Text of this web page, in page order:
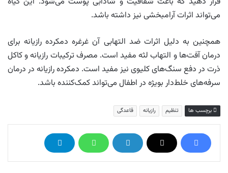
می‌تواند اثرات آرامبخشی نیز داشته باشد.
همچنین به دلیل اثرات ضد التهابی آن غرغره دمکرده رازیانه برای
درمان آفت‌ها و التهاب لثه مفید است. مصرف ترکیبات رازیانه و کاکل
ذرت در دفع سنگ‌های کلیوی نیز مفید است. دمکرده رازیانه در درمان
سرفه‌های خلط‌دار بویژه در اطفال می‌تواند کمک‌کننده باشد.
برچسب ها تنظیم رازیانه قاعدگی